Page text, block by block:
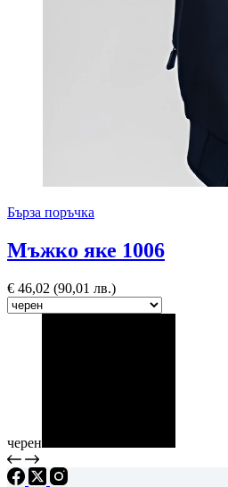
Бърза поръчка
Мъжко яке 1006
€ 46,02 (90,01 лв.)
черен